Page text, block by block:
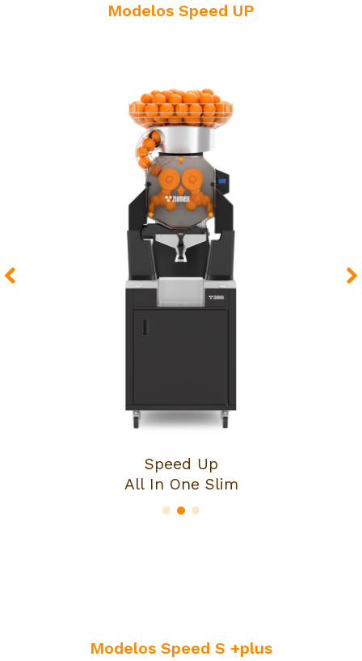
Modelos Speed UP
Speed Up
All In One Slim
Modelos Speed S +plus